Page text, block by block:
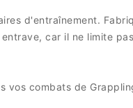
d'entraînement.
car il ne limite
vos combats de